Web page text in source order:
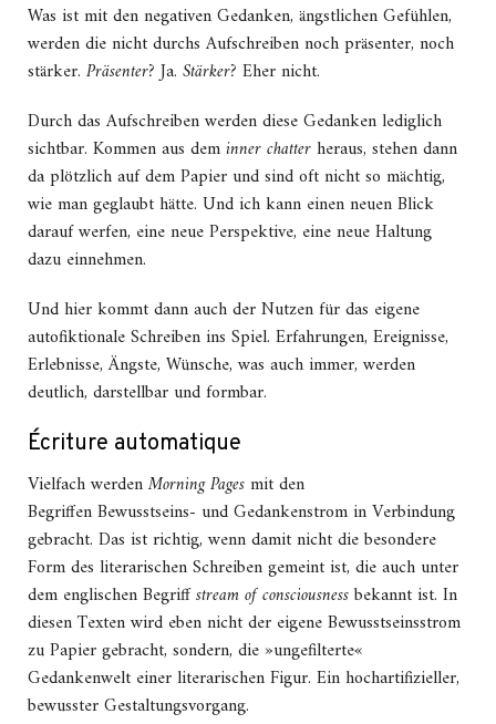
Was ist mit den negativen Gedanken, ängstlichen Gefühlen,
werden die nicht durchs Aufschreiben noch präsenter, noch
stärker. Präsenter?Ja. Stärker? Eher nicht.
Durch das Aufschreiben werden diese Gedanken lediglich
sichtbar. Kommen aus deminner chatterheraus, stehen dann
da plötzlich auf dem Papier und sind oft nicht so mächtig,
wie man geglaubt hätte. Und ich kann einen neuen Blick
darauf werfen, eine neue Perspektive, eine neue Haltung
dazu einnehmen.
Und hier kommt dann auch der Nutzen für das eigene
autofiktionale Schreiben ins Spiel. Erfahrungen, Ereignisse,
Erlebnisse, Ängste, Wünsche, was auch immer, werden
deutlich, darstellbar und formbar.
Écriture automatique
Vielfach werdenMorning Pagesmit den
Begriffen Bewusstseins- und Gedankenstrom in Verbindung
gebracht. Das ist richtig, wenn damit nicht die besondere
Form des literarischen Schreiben gemeint ist, die auch unter
dem englischen Begriffstream of consciousnessbekannt ist. In
diesen Texten wird eben nicht der eigene Bewusstseinsstrom
zu Papier gebracht, sondern, die »ungefilterte«
Gedankenwelt einer literarischen Figur. Ein hochartifizieller,
bewusster Gestaltungsvorgang.